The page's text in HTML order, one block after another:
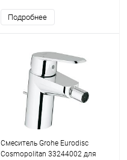
Подробнее
Смеситель Grohe Eurodisc
Cosmopolitan 33244002 для